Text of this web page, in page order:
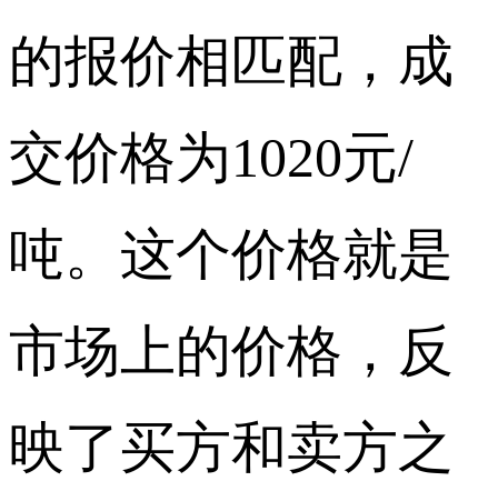
的报价相匹配，成
交价格为1020元/
吨。这个价格就是
市场上的价格，反
映了买方和卖方之